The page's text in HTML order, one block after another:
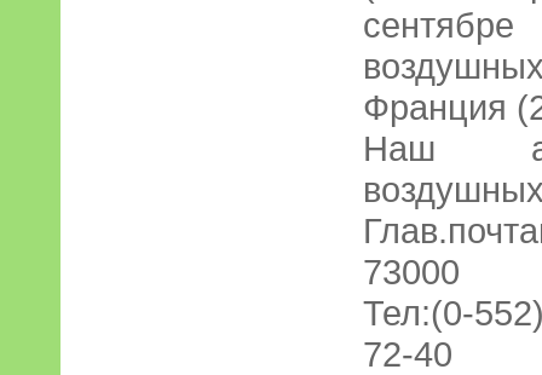
Франция
Наш
73000
Тел:(0-
72-40